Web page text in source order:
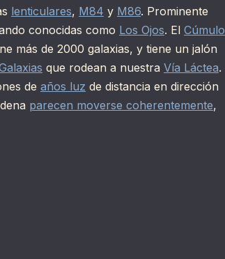
lenticulares, M84 y M86. Prominente
conocidas como Los Ojos. El Cúmulo
más de 2000 galaxias, y tiene un jalón
que rodean a nuestra Vía Láctea.
de años luz de distancia en dirección
parecen moverse coherentemente,